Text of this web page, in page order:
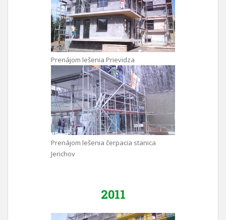
Prenájom lešenia Prievidza
Prenájom lešenia čerpacia stanica
Jerichov
2011